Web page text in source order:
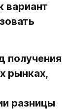
вариант
получения
рынках,
разницы